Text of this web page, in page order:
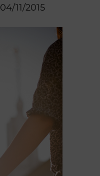
04/11/2015